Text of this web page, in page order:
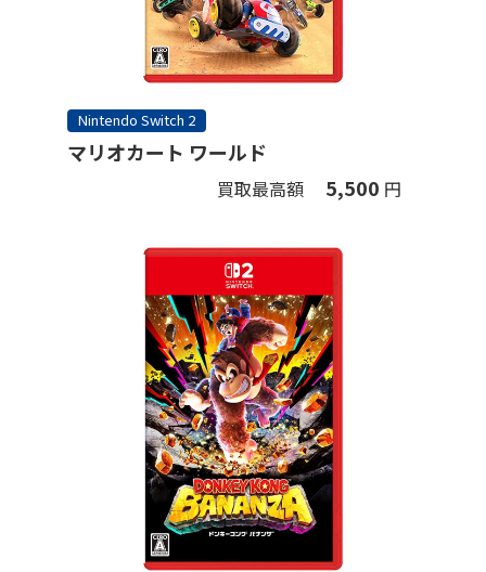
Nintendo Switch 2
マリオカート ワールド
買取最高額 5,500 円